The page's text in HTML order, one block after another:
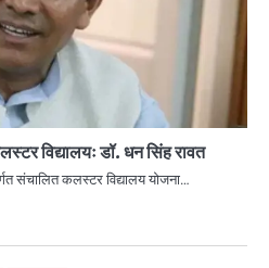
विद्यालयः डॉ. धन सिंह रावत
संचालित कलस्टर विद्यालय योजना…